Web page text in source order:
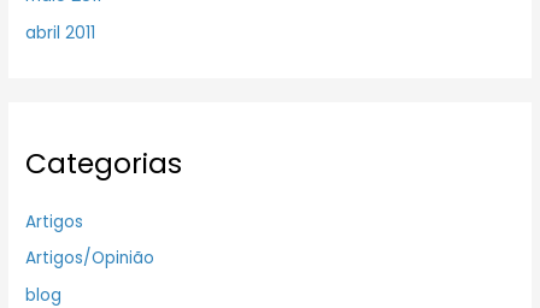
abril 2011
Categorias
Artigos
Artigos/Opinião
blog